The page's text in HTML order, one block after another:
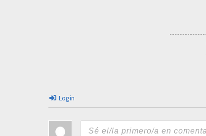
Login